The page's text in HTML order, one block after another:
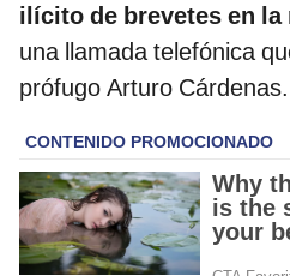
ilícito de brevetes en la
una llamada telefónica
prófugo Arturo Cárdenas.